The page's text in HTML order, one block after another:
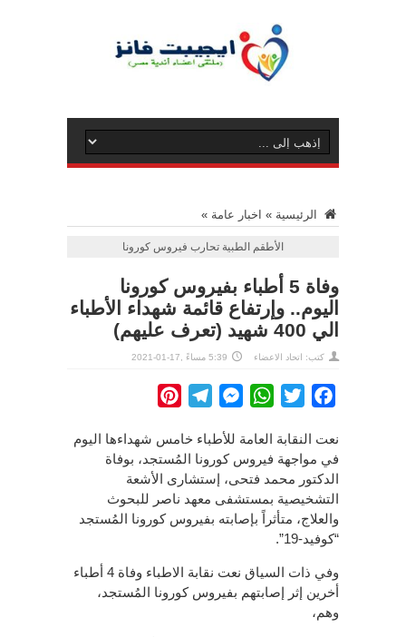
الرئيسية » اخبار عامة »
الأطقم الطبية تحارب فيروس كورونا
وفاة 5 أطباء بفيروس كورونا
اليوم.. وإرتفاع قائمة شهداء الأطباء
الي 400 شهيد (تعرف عليهم)
كتب: اتحاد الاعضاء 5:39 مساءً ,17-01-2021
Facebook
Twitter
WhatsApp
Messenger
Telegram
نعت النقابة العامة للأطباء خامس شهداءها اليوم
في مواجهة فيروس كورونا المُستجد، بوفاة
الدكتور محمد فتحى، إستشارى الأشعة
التشخيصية بمستشفى معهد ناصر للبحوث
والعلاج، متأثراً بإصابته بفيروس كورونا المُستجد
“كوفيد-19”.
وفي ذات السياق نعت نقابة الاطباء وفاة 4 أطباء
أخرين إثر إصابتهم بفيروس كورونا المُستجد،
وهم،